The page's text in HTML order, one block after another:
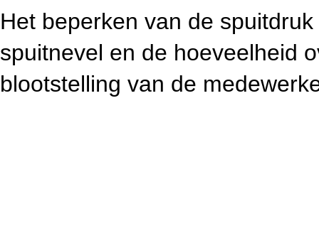
Het beperken van de
spuitnevel en de hoeveelheid
blootstelling van de